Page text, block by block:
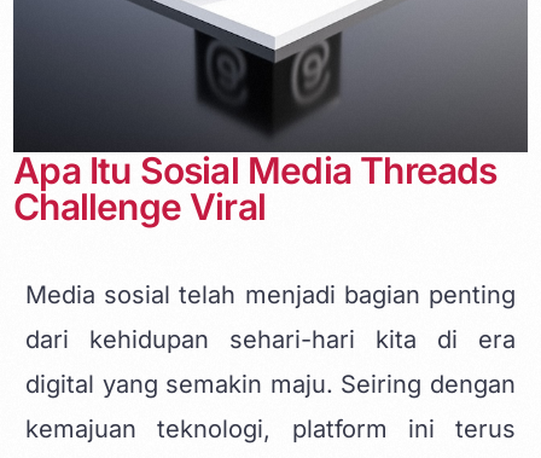
Apa Itu Sosial Media Threads
Challenge Viral
Media sosial telah menjadi bagian penting
dari kehidupan sehari-hari kita di era
digital yang semakin maju. Seiring dengan
kemajuan teknologi, platform ini terus